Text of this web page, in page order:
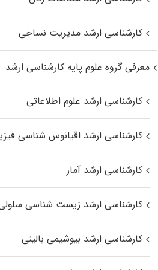
کارشناسی ارشد مدیریت نساجی
معرفی گروه علوم پایه کارشناسی ارشد
کارشناسی ارشد علوم اطلاعاتی
کارشناسی ارشد اقیانوس‌ شناسی
کارشناسی ارشد آمار
کارشناسی ارشد زیست شناسی
کارشناسی ارشد بیوشیمی بالینی